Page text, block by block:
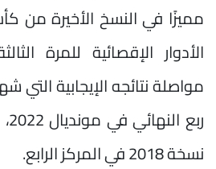
مميزًا في النسخ الأخيرة من
الأدوار الإقصائية للمرة
مواصلة نتائجه الإيجابية
نسخة 2018 في المركز الرابع.